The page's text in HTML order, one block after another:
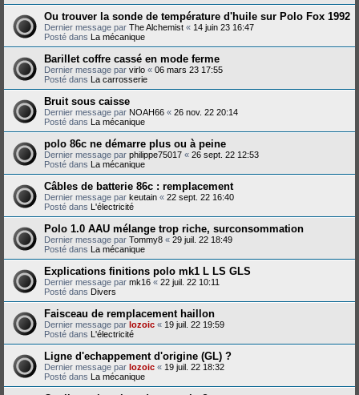
Ou trouver la sonde de température d'huile sur Polo Fox 1992
Dernier message par The Alchemist « 14 juin 23 16:47
Posté dans La mécanique
Barillet coffre cassé en mode ferme
Dernier message par virlo « 06 mars 23 17:55
Posté dans La carrosserie
Bruit sous caisse
Dernier message par NOAH66 « 26 nov. 22 20:14
Posté dans La mécanique
polo 86c ne démarre plus ou à peine
Dernier message par philippe75017 « 26 sept. 22 12:53
Posté dans La mécanique
Câbles de batterie 86c : remplacement
Dernier message par keutain « 22 sept. 22 16:40
Posté dans L'électricité
Polo 1.0 AAU mélange trop riche, surconsommation
Dernier message par Tommy8 « 29 juil. 22 18:49
Posté dans La mécanique
Explications finitions polo mk1 L LS GLS
Dernier message par mk16 « 22 juil. 22 10:11
Posté dans Divers
Faisceau de remplacement haillon
Dernier message par lozoic « 19 juil. 22 19:59
Posté dans L'électricité
Ligne d'echappement d'origine (GL) ?
Dernier message par lozoic « 19 juil. 22 18:32
Posté dans La mécanique